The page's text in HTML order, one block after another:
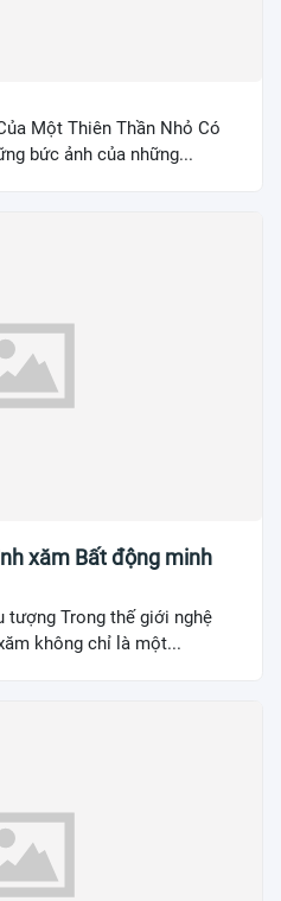
Một Thiên Thần Nhỏ Có
bức ảnh của những...
xăm Bất động minh
tượng Trong thế giới nghệ
không chỉ là một...